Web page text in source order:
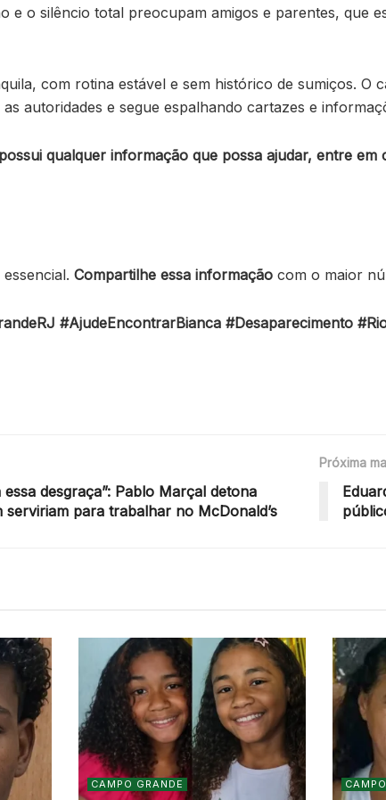
e o silêncio total preocupam amigos e parentes, que
com rotina estável e sem histórico de sumiços. O
autoridades e segue espalhando cartazes e
qualquer informação que possa ajudar, entre
Compartilhe essa informação com o maior
#AjudeEncontrarBianca #Desaparecimento
desgraça”: Pablo Marçal detona
serviriam para trabalhar no McDonald’s
Próxima
CAMPO GRANDE